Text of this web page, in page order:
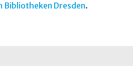
Bibliotheken Dresden.